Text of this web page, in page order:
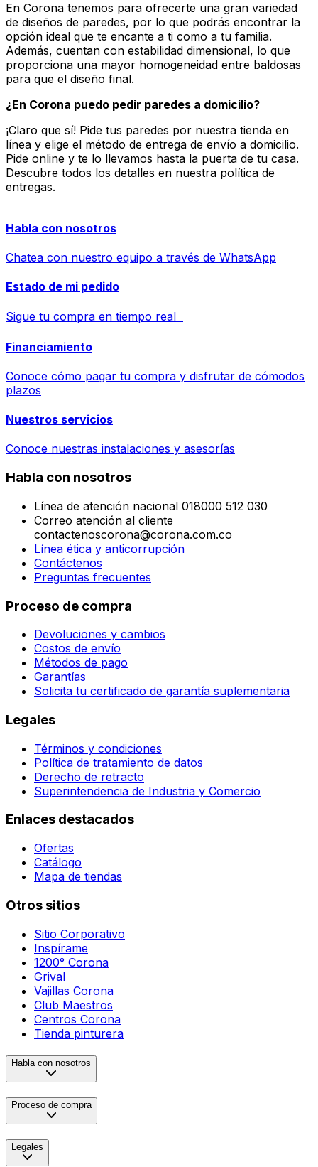
En Corona tenemos para ofrecerte una gran variedad
de diseños de paredes, por lo que podrás encontrar la
opción ideal que te encante a ti como a tu familia.
Además, cuentan con estabilidad dimensional, lo que
proporciona una mayor homogeneidad entre baldosas
para que el diseño final.
¿En Corona puedo pedir paredes a domicilio?
¡Claro que sí! Pide tus paredes por nuestra tienda en
línea y elige el método de entrega de envío a domicilio.
Pide online y te lo llevamos hasta la puerta de tu casa.
Descubre todos los detalles en nuestra política de
entregas.
Habla con nosotros
Chatea con nuestro equipo a través de WhatsApp
Estado de mi pedido
Sigue tu compra en tiempo real
Financiamiento
Conoce cómo pagar tu compra y disfrutar de cómodos
plazos
Nuestros servicios
Conoce nuestras instalaciones y asesorías
Habla con nosotros
Línea de atención nacional 018000 512 030
Correo atención al cliente
contactenoscorona@corona.com.co
Línea ética y anticorrupción
Contáctenos
Preguntas frecuentes
Proceso de compra
Devoluciones y cambios
Costos de envío
Métodos de pago
Garantías
Solicita tu certificado de garantía suplementaria
Legales
Términos y condiciones
Política de tratamiento de datos
Derecho de retracto
Superintendencia de Industria y Comercio
Enlaces destacados
Ofertas
Catálogo
Mapa de tiendas
Otros sitios
Sitio Corporativo
Inspírame
1200° Corona
Grival
Vajillas Corona
Club Maestros
Centros Corona
Tienda pinturera
Habla con nosotros
Proceso de compra
Legales